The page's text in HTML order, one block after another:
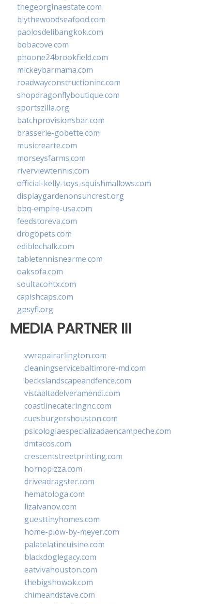
thegeorginaestate.com
blythewoodseafood.com
paolosdelibangkok.com
bobacove.com
phoone24brookfield.com
mickeybarmama.com
roadwayconstructioninc.com
shopdragonflyboutique.com
sportszilla.org
batchprovisionsbar.com
brasserie-gobette.com
musicrearte.com
morseysfarms.com
riverviewtennis.com
official-kelly-toys-squishmallows.com
displaygardenonsuncrest.org
bbq-empire-usa.com
feedstoreva.com
drogopets.com
ediblechalk.com
tabletennisnearme.com
oaksofa.com
soultacohtx.com
capishcaps.com
gpsyfl.org
MEDIA PARTNER III
vwrepairarlington.com
cleaningservicebaltimore-md.com
beckslandscapeandfence.com
vistaaltadelveramendi.com
coastlinecateringnc.com
cuesburgershouston.com
psicologiaespecializadaencampeche.com
dmtacos.com
crescentstreetprinting.com
hornopizza.com
driveadragster.com
hematologa.com
lizaivanov.com
guesttinyhomes.com
home-plow-by-meyer.com
palatelatincuisine.com
blackdoglegacy.com
eatvivahouston.com
thebigshowok.com
chimeandstave.com